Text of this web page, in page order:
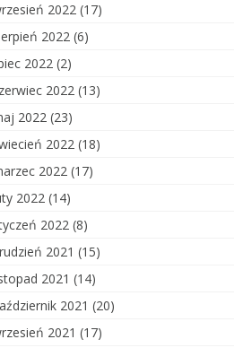
2022 (17)
2022 (6)
2022 (2)
2022 (13)
2022 (23)
2022 (18)
2022 (17)
2022 (14)
2022 (8)
2021 (15)
2021 (14)
2021 (20)
2021 (17)